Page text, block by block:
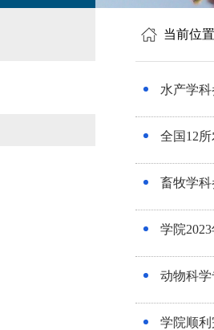
当前位
水产学
全国12
畜牧学
学院
动物科
学院顺